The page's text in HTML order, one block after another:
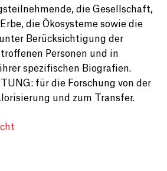
die Gesellschaft,
die Ökosysteme sowie die
Berücksichtigung der
Personen und in
spezifischen Biografien.
für die Forschung von der
und zum Transfer.